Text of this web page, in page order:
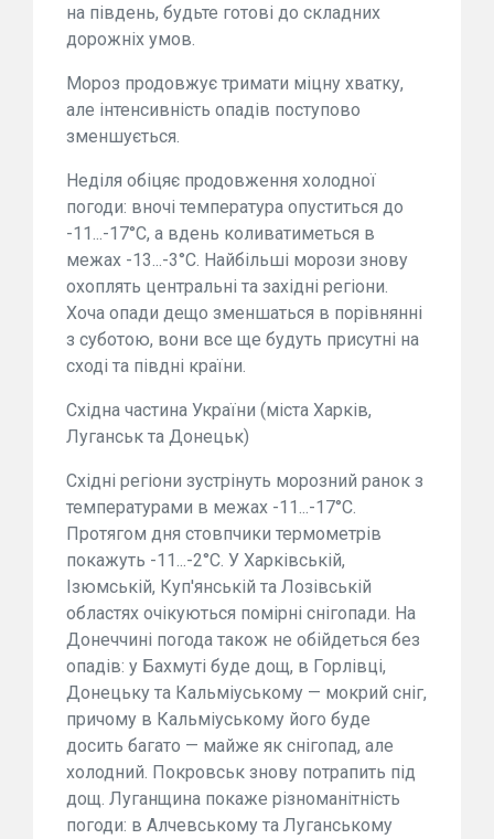
на південь, будьте готові до складних
дорожніх умов.
Мороз продовжує тримати міцну хватку,
але інтенсивність опадів поступово
зменшується.
Неділя обіцяє продовження холодної
погоди: вночі температура опуститься до
-11...-17°C, а вдень коливатиметься в
межах -13...-3°C. Найбільші морози знову
охоплять центральні та західні регіони.
Хоча опади дещо зменшаться в порівнянні
з суботою, вони все ще будуть присутні на
сході та півдні країни.
Східна частина України (міста Харків,
Луганськ та Донецьк)
Східні регіони зустрінуть морозний ранок з
температурами в межах -11...-17°C.
Протягом дня стовпчики термометрів
покажуть -11...-2°C. У Харківській,
Ізюмській, Куп'янській та Лозівській
областях очікуються помірні снігопади. На
Донеччині погода також не обійдеться без
опадів: у Бахмуті буде дощ, в Горлівці,
Донецьку та Кальміуському — мокрий сніг,
причому в Кальміуському його буде
досить багато — майже як снігопад, але
холодний. Покровськ знову потрапить під
дощ. Луганщина покаже різноманітність
погоди: в Алчевському та Луганському